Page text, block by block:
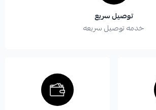
توصيل سريع
خدمه توصيل سريعه